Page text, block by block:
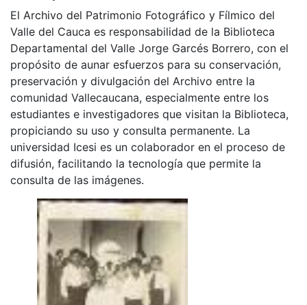
El Archivo del Patrimonio Fotográfico y Fílmico del
Valle del Cauca es responsabilidad de la Biblioteca
Departamental del Valle Jorge Garcés Borrero, con el
propósito de aunar esfuerzos para su conservación,
preservación y divulgación del Archivo entre la
comunidad Vallecaucana, especialmente entre los
estudiantes e investigadores que visitan la Biblioteca,
propiciando su uso y consulta permanente. La
universidad Icesi es un colaborador en el proceso de
difusión, facilitando la tecnología que permite la
consulta de las imágenes.